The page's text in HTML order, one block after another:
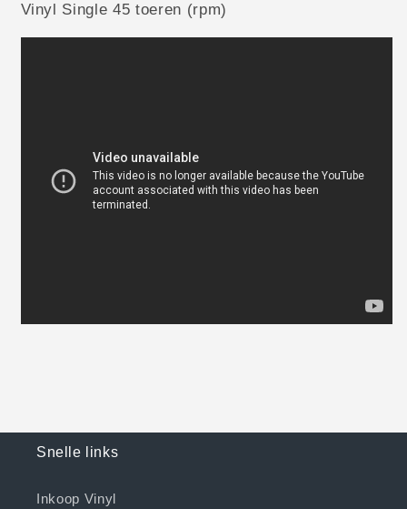
Vinyl Single 45 toeren (rpm)
Snelle links
Inkoop Vinyl